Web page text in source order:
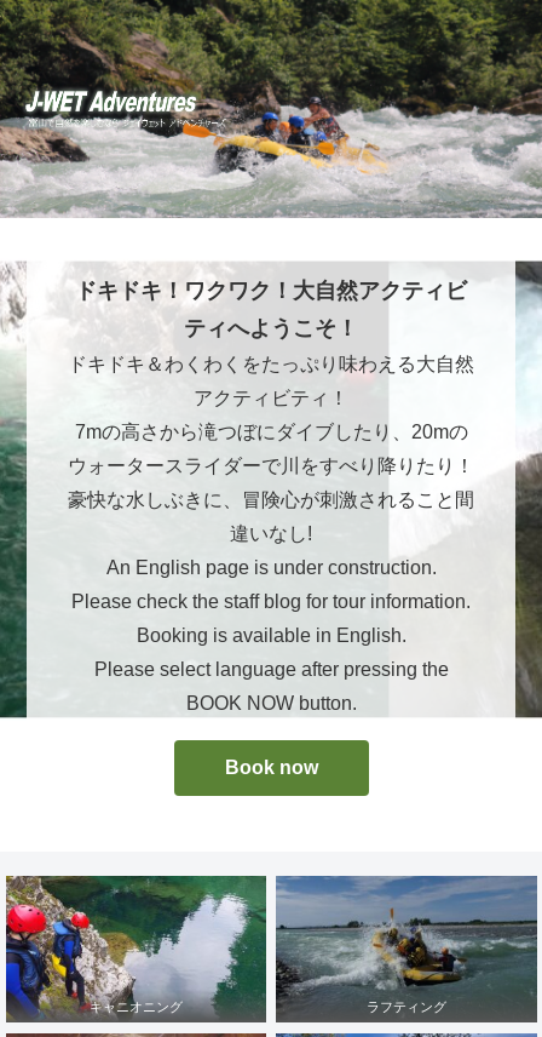
ドキドキ！ワクワク！大自然アクティビ
ティへようこそ！
ドキドキ＆わくわくをたっぷり味わえる大自然
アクティビティ！
7mの高さから滝つぼにダイブしたり、20mの
ウォータースライダーで川をすべり降りたり！
豪快な水しぶきに、冒険心が刺激されること間
違いなし!
An English page is under construction.
Please check the staff blog for tour information.
Booking is available in English.
Please select language after pressing the
BOOK NOW button.
Book now
キャニオニング ラフティング